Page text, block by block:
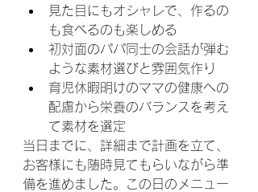
見た目にもオシャレで、作るの
も食べるのも楽しめる
初対面のパパ同士の会話が弾む
ような素材選びと雰囲気作り
育児休暇明けのママの健康への
配慮から栄養のバランスを考え
て素材を選定
当日までに、詳細まで計画を立て、
お客様にも随時見てもらいながら準
備を進めました。この日のメニュー